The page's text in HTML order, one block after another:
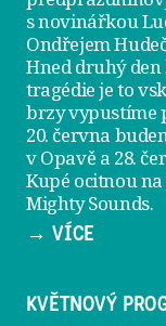
s novinářkou
Ondřejem
Hned druhý
tragédie je to
brzy vypustíme
20. června
v Opavě a 28.
Kupé ocitnou
Mighty Sounds.
→ VÍCE
KVĚTNOVÝ